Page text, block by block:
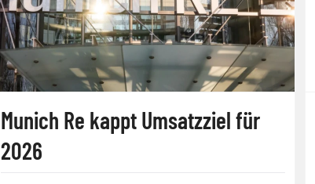
Munich Re kappt Umsatzziel für
2026